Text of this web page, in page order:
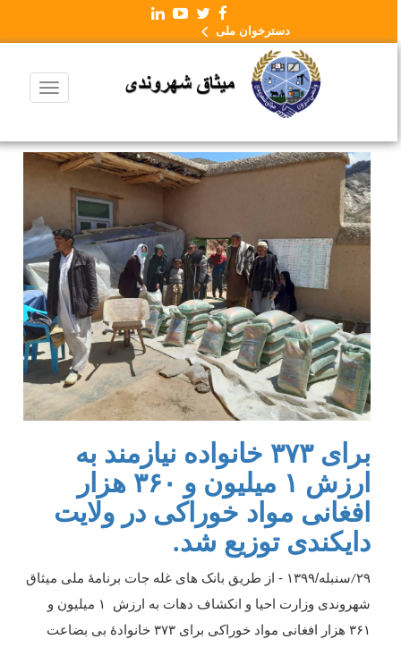
دسترخوان ملی
برای ۳۷۳ خانواده نیازمند به
ارزش ۱ میلیون و ۳۶۰ هزار
افغانی مواد خوراکی در ولایت
دایکندی توزیع شد.
۲۹/
سنبله/۱۳۹۹ - از طریق بانک های غله جات برنامۀ ملی میثاق
شهروندی وزارت احیا و انکشاف دهات به ارزش ۱ میلیون و
۳۶۱ هزار افغانی مواد خوراکی برای ۳۷۳ خانوادۀ بی بضاعت